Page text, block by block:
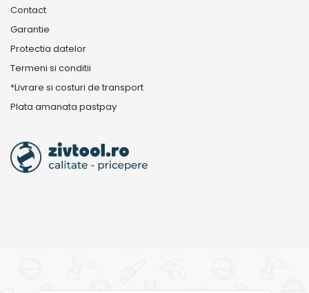
Contact
Garantie
Protectia datelor
Termeni si conditii
*Livrare si costuri de transport
Plata amanata pastpay